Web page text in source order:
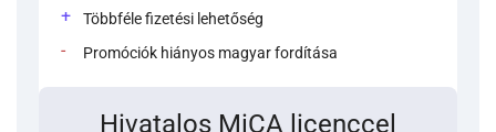
Többféle fizetési lehetőség
Promóciók hiányos magyar fordítása
Hivatalos MiCA licenccel